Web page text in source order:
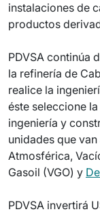
instalaciones de
productos
PDVSA continúa
la refinería de
realice la
éste seleccione
ingeniería y
unidades que
Atmosférica,
Gasoil (VGO) y
PDVSA invertirá